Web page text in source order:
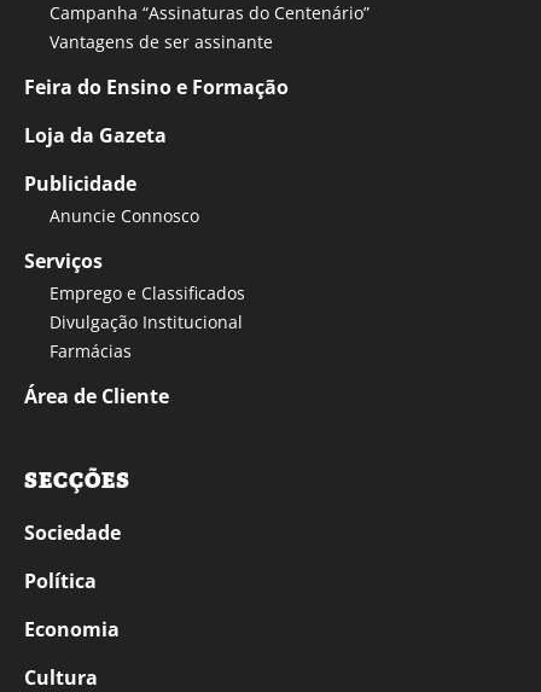
Campanha “Assinaturas do Centenário”
Vantagens de ser assinante
Feira do Ensino e Formação
Loja da Gazeta
Publicidade
Anuncie Connosco
Serviços
Emprego e Classificados
Divulgação Institucional
Farmácias
Área de Cliente
SECÇÕES
Sociedade
Política
Economia
Cultura